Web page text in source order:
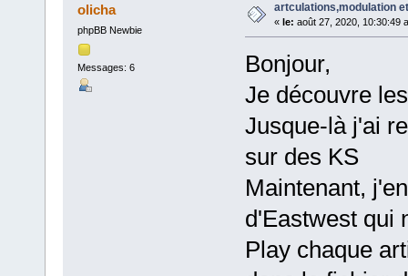
olicha
phpBB Newbie
Messages: 6
artculations,modulation
« le: août 27, 2020, 10:30:49
Bonjour,
Je découvre
Jusque-là j'ai
sur des KS
Maintenant,
d'Eastwest qui
Play chaque